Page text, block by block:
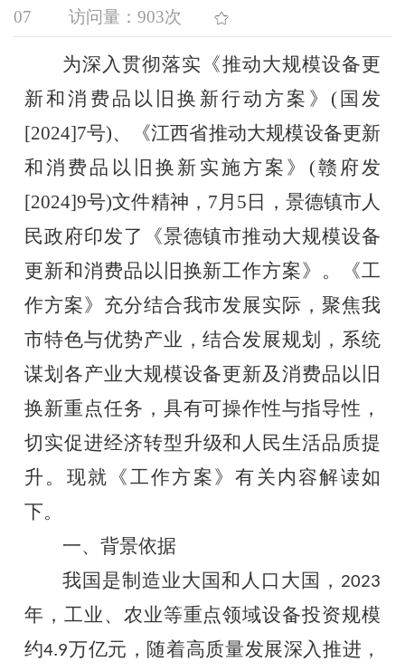
07 访问量： 903次
为深入贯彻落实《推动大规模设备更
新和消 费品以旧换新行动方案》(国发
[2024]7号)、《江西省推动大规模设备更新
和消费 品 以旧换新实施方案》(赣府发
[2024]9号)文件精神 ， 7 月 5 日， 景德镇市人
民政府印发了
《景德镇市推动大规模设备
更新和消费品以旧换新工作方案》 。《工
作方案》充分结合我市发展实际，聚焦我
市特色与优势产业，结合发展规划，系统
谋划各产业大规模设备更新及消费品以旧
换新重点任务，具有可操作性与指导性，
切实促进经济转型升级和人民生活品质提
升。现就《工作方案》有关内容解读如
下。
一、背景依据
我国是制造业大国和人口大国， 2023
年，工业、农业等重点领域设备投资规模
约4.9万亿元，随着高质量发展深入推进，